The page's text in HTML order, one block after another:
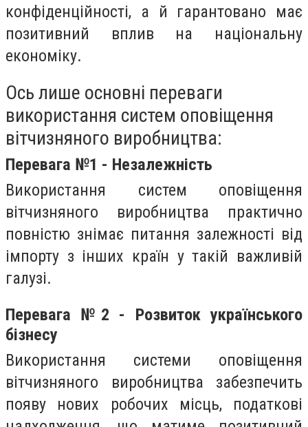
конфіденційності, а й гарантовано має
позитивний вплив на національну
економіку.
Ось лише основні переваги
використання систем оповіщення
вітчизняного виробництва:
Перевага №1 - Незалежність
Використання систем оповіщення
вітчизняного виробництва практично
повністю знімає питання залежності від
імпорту з інших країн у такій важливій
галузі.
Перевага №2 - Розвиток українського
бізнесу
Використання системи оповіщення
вітчизняного виробництва забезпечить
появу нових робочих місць, податкові